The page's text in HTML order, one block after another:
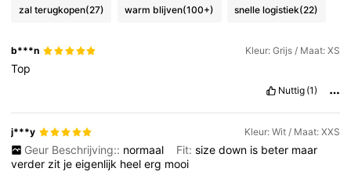
zal terugkopen(27) warm blijven(100+) snelle logistiek(22)
b***n Kleur: Grijs / Maat: XS
Top
Nuttig (1)
j***y Kleur: Wit / Maat: XXS
Geur Beschrijving:: normaal Fit: size down is beter maar
verderzit jeeigenlijk heelerg mooi